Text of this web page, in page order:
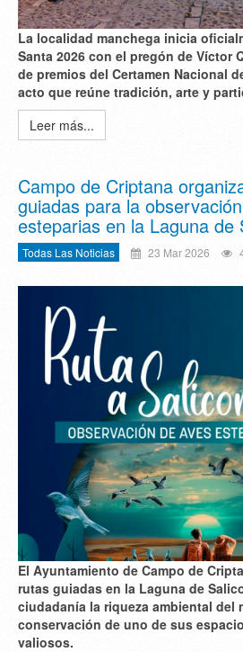
La localidad manchega inicia
Santa 2026 con el pregón de Víctor
de premios del Certamen Nacional
acto que reúne tradición, arte y
Leer más...
Campo de Criptana
guiadas para la
esteparias en la Laguna de
Todas Las Noticias 23 Mar 2026
El Ayuntamiento de Campo de
rutas guiadas en la Laguna de
ciudadanía la riqueza ambiental del
conservación de uno de sus
valiosos.